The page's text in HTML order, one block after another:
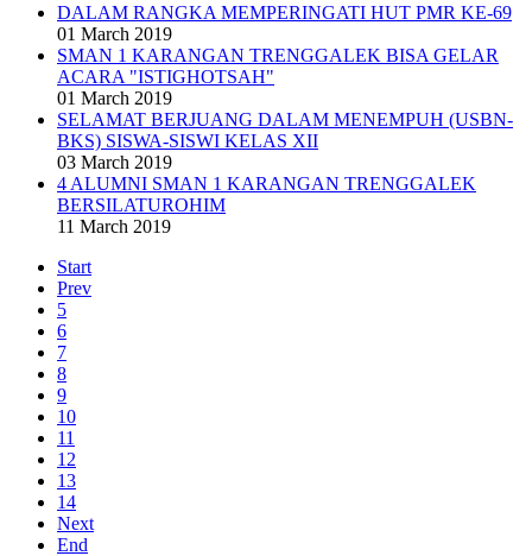
DALAM RANGKA MEMPERINGATI HUT PMR KE-69
01 March 2019
SMAN 1 KARANGAN TRENGGALEK BISA GELAR
ACARA "ISTIGHOTSAH"
01 March 2019
SELAMAT BERJUANG DALAM MENEMPUH (USBN-
BKS) SISWA-SISWI KELAS XII
03 March 2019
4 ALUMNI SMAN 1 KARANGAN TRENGGALEK
BERSILATUROHIM
11 March 2019
Start
Prev
5
6
7
8
9
10
11
12
13
14
Next
End